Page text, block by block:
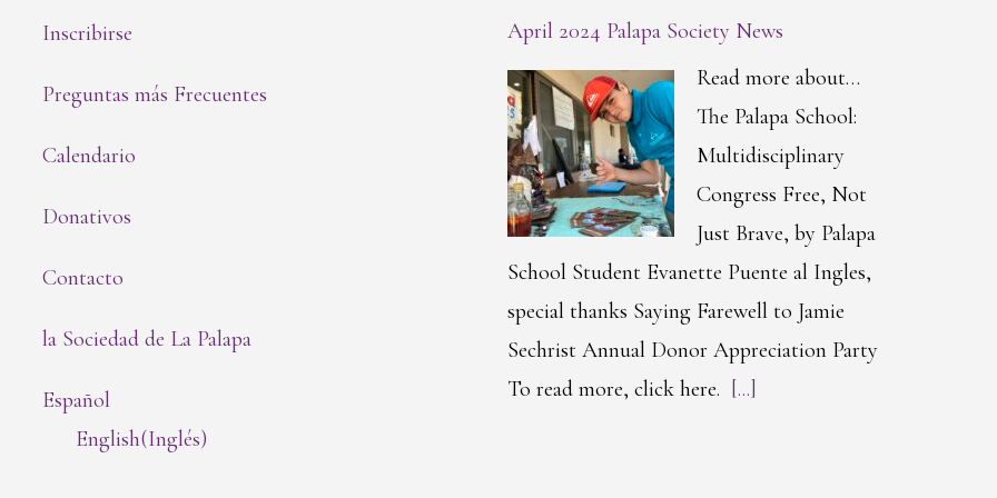
Inscribirse
Preguntas más Frecuentes
Calendario
Donativos
Contacto
la Sociedad de La Palapa
Español
English(Inglés)
April 2024 Palapa Society News
Read more about…
The Palapa School:
Multidisciplinary
Congress Free, Not
Just Brave, by Palapa
School Student Evanette Puente al Ingles,
special thanks Saying Farewell to Jamie
Sechrist Annual Donor Appreciation Party
To read more, click here. [...]